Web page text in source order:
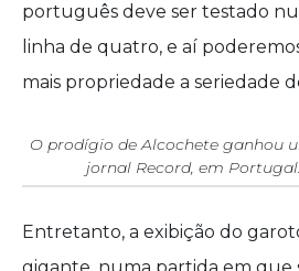
português deve ser testado
linha de quatro, e aí
mais propriedade a seriedade
O prodígio de Alcochete ganhou
jornal Record, em
Entretanto, a exibição do